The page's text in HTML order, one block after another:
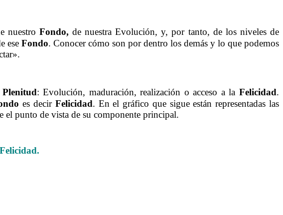
nuestro Fondo, de nuestra Evolución, y, por tanto, de los niveles de
ese Fondo. Conocer cómo son por dentro los demás y lo que podemos
Plenitud: Evolución, maduración, realización o acceso a laFelicidad.
es decir Felicidad. En el gráfico que sigue están representadas las
el punto de vista de su componente principal.